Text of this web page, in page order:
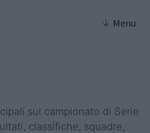
↓ Menu
sul campionato di Serie
classifiche, squadre,